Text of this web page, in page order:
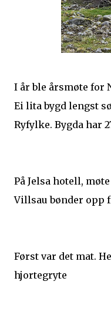
I år ble årsmøte for
Ei lita bygd lengst
Ryfylke. Bygda har
På Jelsa hotell,
Villsau bønder opp
Først var det mat.
hjortegryte